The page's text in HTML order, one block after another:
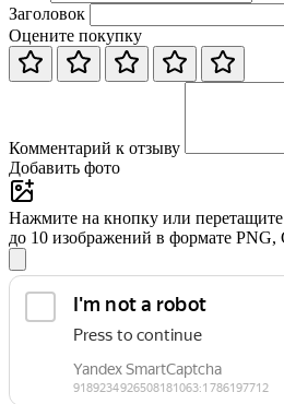
Заголовок
Оцените покупку
Комментарий к отзыву
Добавить фото
Нажмите на кнопку или перетащите
до 10 изображений в формате PNG,